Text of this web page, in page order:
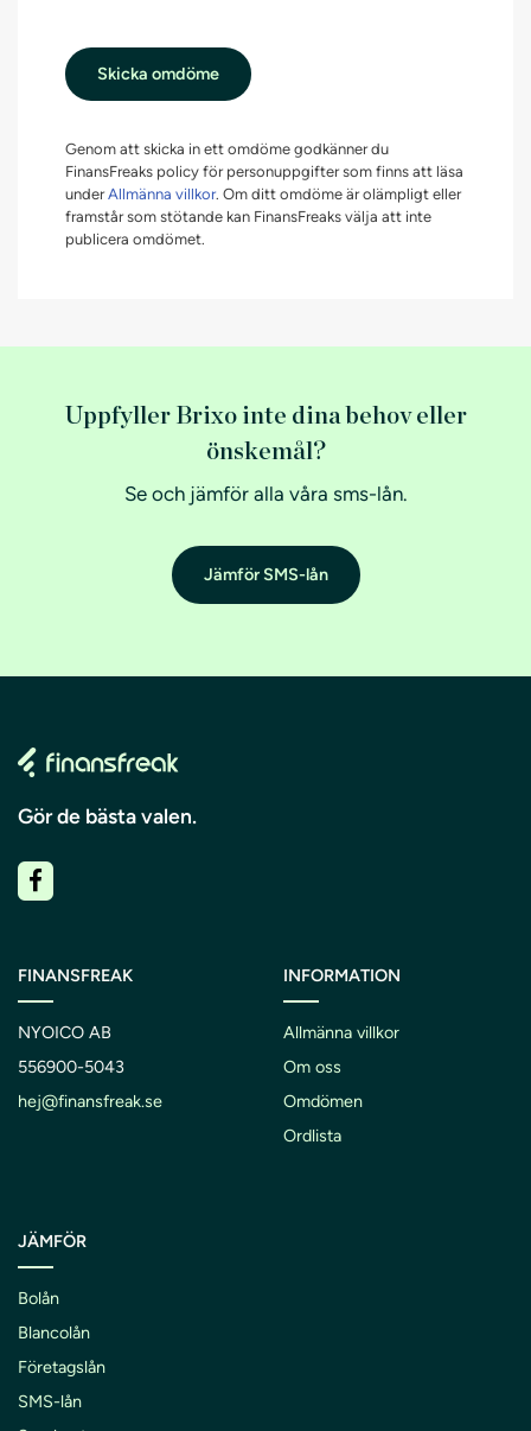
Skicka omdöme
Genom att skicka in ett omdöme godkänner du
FinansFreaks policy för personuppgifter som finns att läsa
underAllmänna villkor. Om ditt omdöme är olämpligt eller
framstår som stötande kan FinansFreaks välja att inte
publicera omdömet.
Uppfyller Brixo inte dina behov eller
önskemål?
Se och jämför alla våra sms-lån.
Jämför SMS-lån
Gör de bästa valen.
FINANSFREAK
NYOICO AB
556900-5043
hej@finansfreak.se
INFORMATION
Allmänna villkor
Om oss
Omdömen
Ordlista
JÄMFÖR
Bolån
Blancolån
Företagslån
SMS-lån